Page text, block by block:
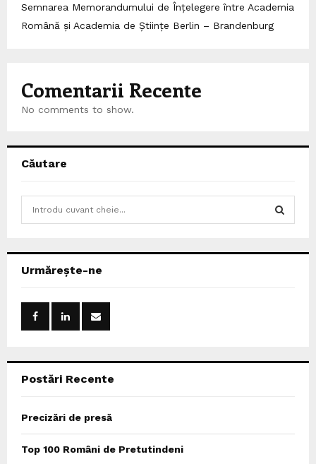
Semnarea Memorandumului de Înțelegere între Academia
Română și Academia de Științe Berlin – Brandenburg
Comentarii Recente
No comments to show.
Căutare
h
o
Urmărește-ne
Postări Recente
Precizări de presă
Top 100 Români de Pretutindeni